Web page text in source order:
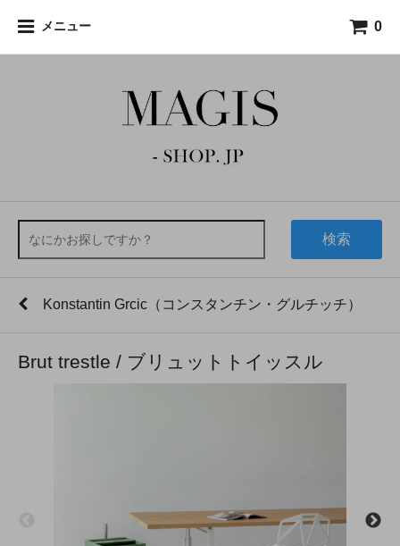
メニュー 0
検索
Konstantin Grcic（コンスタンチン・グルチッチ）
Brut trestle / ブリュットトイッスル